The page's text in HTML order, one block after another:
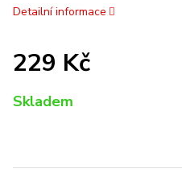
Detailní informace
229 Kč
cena:
Skladem